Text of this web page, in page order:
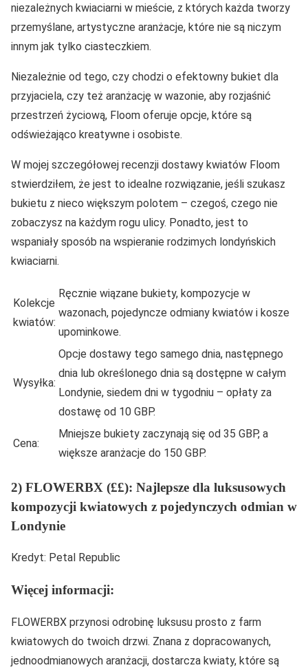
niezależnych kwiaciarni w mieście, z których każda tworzy
przemyślane, artystyczne aranżacje, które nie są niczym
innym jak tylko ciasteczkiem.
Niezależnie od tego, czy chodzi o efektowny bukiet dla
przyjaciela, czy też aranżację w wazonie, aby rozjaśnić
przestrzeń życiową, Floom oferuje opcje, które są
odświeżająco kreatywne i osobiste.
W mojej szczegółowej recenzji dostawy kwiatów Floom
stwierdziłem, że jest to idealne rozwiązanie, jeśli szukasz
bukietu z nieco większym polotem – czegoś, czego nie
zobaczysz na każdym rogu ulicy. Ponadto, jest to
wspaniały sposób na wspieranie rodzimych londyńskich
kwiaciarni.
Kolekcje
kwiatów:
Ręcznie wiązane bukiety, kompozycje w
wazonach, pojedyncze odmiany kwiatów i kosze
upominkowe.
Wysyłka:
Opcje dostawy tego samego dnia, następnego
dnia lub określonego dnia są dostępne w całym
Londynie, siedem dni w tygodniu – opłaty za
dostawę od 10 GBP.
Cena:
Mniejsze bukiety zaczynają się od 35 GBP, a
większe aranżacje do 150 GBP.
2) FLOWERBX (££): Najlepsze dla luksusowych
kompozycji kwiatowych z pojedynczych odmian w
Londynie
Kredyt: Petal Republic
Więcej informacji:
FLOWERBX przynosi odrobinę luksusu prosto z farm
kwiatowych do twoich drzwi. Znana z dopracowanych,
jednoodmianowych aranżacji, dostarcza kwiaty, które są